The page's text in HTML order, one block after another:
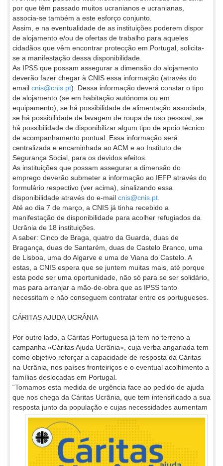
por que têm passado muitos ucranianos e ucranianas,
associa-se também a este esforço conjunto.
Assim, e na eventualidade de as instituições poderem dispor
de alojamento e/ou de ofertas de trabalho para aqueles
cidadãos que vêm encontrar protecção em Portugal, solicita-
se a manifestação dessa disponibilidade.
As IPSS que possam assegurar a dimensão do alojamento
deverão fazer chegar à CNIS essa informação (através do
email cnis@cnis.pt). Dessa informação deverá constar o tipo
de alojamento (se em habitação autónoma ou em
equipamento), se há possibilidade de alimentação associada,
se há possibilidade de lavagem de roupa de uso pessoal, se
há possibilidade de disponibilizar algum tipo de apoio técnico
de acompanhamento pontual. Essa informação será
centralizada e encaminhada ao ACM e ao Instituto de
Segurança Social, para os devidos efeitos.
As instituições que possam assegurar a dimensão do
emprego deverão submeter a informação ao IEFP através do
formulário respectivo (ver acima), sinalizando essa
disponibilidade através do e-mail cnis@cnis.pt
Até ao dia 7 de março, a CNIS já tinha recebido a
manifestação de disponibilidade para acolher refugiados da
Ucrânia de 18 instituições.
A saber: Cinco de Braga, quatro da Guarda, duas de
Bragança, duas de Santarém, duas de Castelo Branco, uma
de Lisboa, uma do Algarve e uma de Viana do Castelo. A
estas, a CNIS espera que se juntem muitas mais, até porque
esta pode ser uma oportunidade, não só para se ser solidário,
mas para arranjar a mão-de-obra que as IPSS tanto
necessitam e não conseguem contratar entre os portugueses.
CÁRITAS AJUDA UCRÂNIA
Por outro lado, a Cáritas Portuguesa já tem no terreno a
campanha «Cáritas Ajuda Ucrânia», cuja verba angariada tem
como objetivo reforçar a capacidade de resposta da Cáritas
na Ucrânia, nos países fronteiriços e o eventual acolhimento a
famílias deslocadas em Portugal.
“Tomamos esta medida de urgência face ao pedido de ajuda
que nos chega da Cáritas Ucrânia, que tem intensificado a sua
resposta junto da população e cujas necessidades aumentam